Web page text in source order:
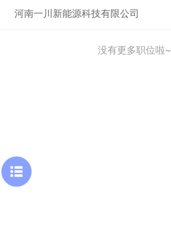
河南一川新能源科技有限公司
没有更多职位啦~